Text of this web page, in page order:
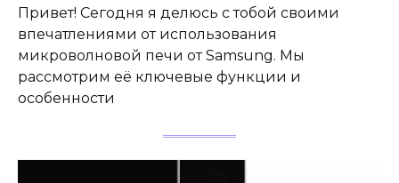
Привет! Сегодня я делюсь с тобой своими
впечатлениями от использования
микроволновой печи от Samsung. Мы
рассмотрим её ключевые функции и
особенности